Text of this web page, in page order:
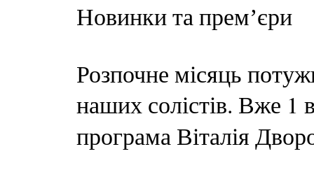
Новинки та премʼєри
Розпочне місяць
наших солістів. Вже 1
програма Віталія